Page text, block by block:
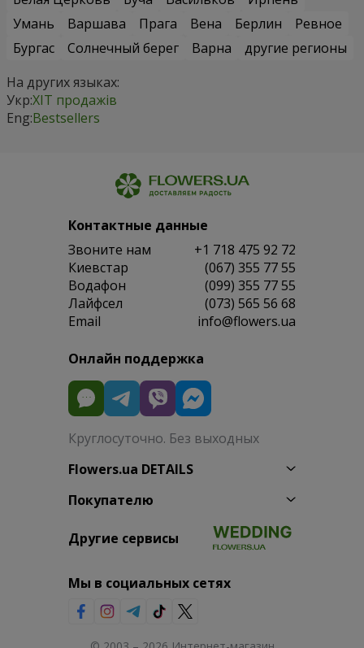
Умань
Варшава Прага Вена Берлин
Ревное
Бургас
Солнечный берег Варна
другие регионы
На других языках:
Укр:ХІТ продажів
Eng:Bestsellers
Контактные данные
Звоните нам
+1 718 475 92 72
Киевстар
(067) 355 77 55
Водафон
(099) 355 77 55
Лайфсел
(073) 565 56 68
Email
info@flowers.ua
Онлайн поддержка
Круглосуточно. Без выходных
Flowers.ua DETAILS
Покупателю
Другие сервисы
Мы в социальных сетях